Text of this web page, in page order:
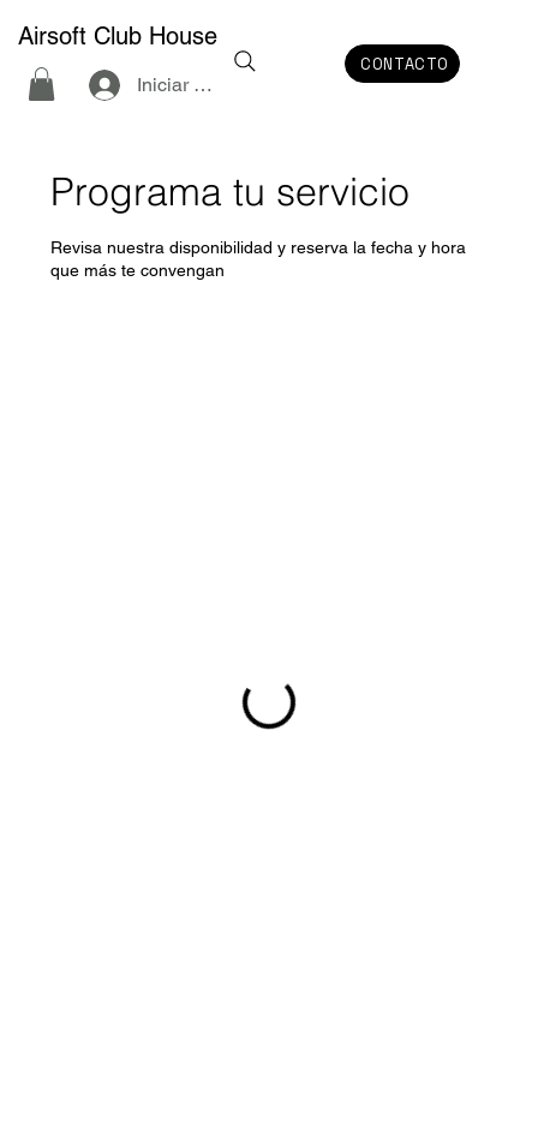
Airsoft Club House
CONTACTO
Iniciar sesión
Programa tu servicio
Revisa nuestra disponibilidad y reserva la fecha y hora
que más te convengan